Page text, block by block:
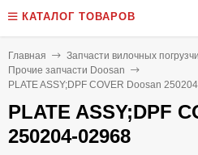
КАТАЛОГ ТОВАРОВ
Главная Запчасти вилочных
Прочие запчасти Doosan
PLATE ASSY;DPF COVER Doosan
PLATE ASSY;DPF
250204-02968